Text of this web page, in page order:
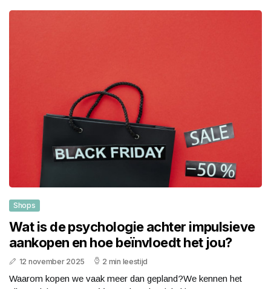
Shops
Wat is de psychologie achter impulsieve
aankopen en hoe beïnvloedt het jou?
12 november 2025 2 min leestijd
Waarom kopen we vaak meer dan gepland?We kennen het